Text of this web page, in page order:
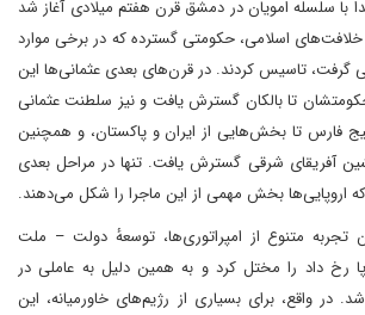
با سلسله امویان در دمشق قرن هفتم میلادی آغاز شد
اسلامی، حکومتی گسترده که در برخی موارد
می گرفت، تاسیس کردند. در قرن‌های بعدی عثمانی‌ها این
حکومتشان تا بالکان گسترش یافت و نیز سلطنت عثمانی
فارس تا بخش‌هایی از ایران و پاکستان، و همچنین
آفریقای شرقی گسترش یافت. تنها در مراحل بعدی
اروپایی‌ها بخش مهمی از این ماجرا را شکل می‌دهند.
تجربه متنوع از امپراتوری‌ها، توسعهٔ دولت – ملت
رخ داد را مختل کرد و به همین دلیل به عاملی در
در واقع، برای بسیاری از رژیم‌های خاورمیانه، این